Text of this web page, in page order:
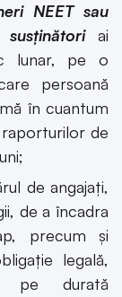
NEET sau
ai
lunar, pe o
persoană
în cuantum
de
de angajaţi,
de a încadra
precum şi
legală,
pe durată